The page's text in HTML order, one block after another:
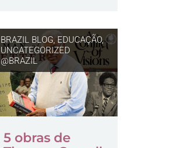
BRAZIL BLOG,EDUCAÇÃO,
UNCATEGORIZED
@BRAZIL
5 obras de